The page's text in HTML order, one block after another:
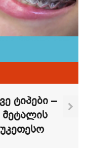
Ტიპები –
Მეტალის